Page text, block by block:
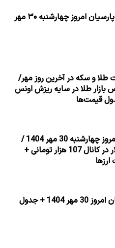
قیمت سکه پارسیان امروز چهارشنبه ۳۰ مهر
طلا و سکه در آخرین روز مهر/
بازار طلا در سایه ریزش اونس
قیمت‌ها
قیمت دلار امروز چهارشنبه 30 مهر 1404 /
ماندگاری دلار در کانال 107 هزار تومانی +
1404 + جدول